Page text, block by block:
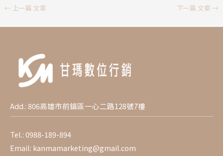
Post
← 上一篇 文章 下一篇 文章→
Add.: 806高雄市前鎮區一心二路128號7樓
Tel.:0988-189-894
Email: kanmamarketing@gmail.com